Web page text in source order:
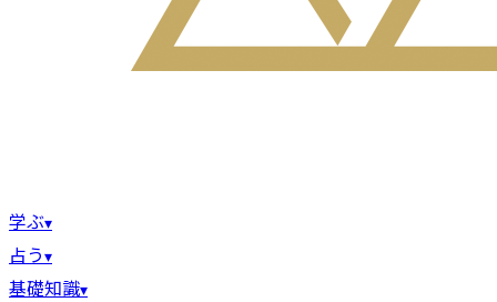
学ぶ▾
占う▾
基礎知識▾